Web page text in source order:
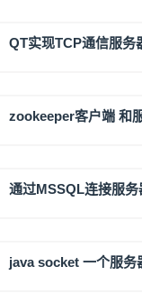
QT实现TCP通信服务
zookeeper客户端 和
通过MSSQL连接服
java socket 一个服务